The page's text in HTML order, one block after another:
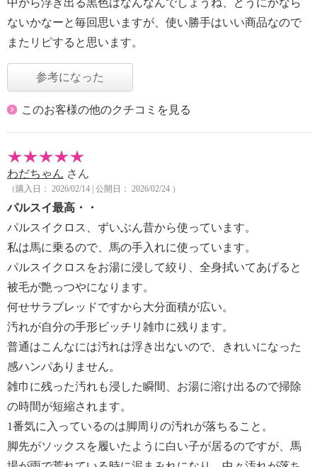
中から浮き出る黒色はなんなんでしょうね、どうにかなら
ないかなーと毎回思いますが、使い勝手はいい商品なので
またリピすると思います。
参考になった
このお客様の他のクチコミを見る
わだちゃん さん
（購入日： 2026/02/14 | 公開日： 2026/02/24 ）
パルスイ最高・・
パルスイクロス、ずいぶん昔から使っています。
私は馬に乗るので、馬の手入れに使っています。
パルスイクロスをお湯に浸して絞り、全身拭いてあげると
被毛が艶っつやになります。
何せサラブレッドですから大分面積が広い。
汚れが自分の手形ビッチリ雑巾に残ります。
普通はこんなには汚れは浮き出ないので、きれいになった
感ハンパありません。
雑巾に残った汚れも浸した瞬間、お湯に溶け出るので掃除
の時間が短縮されます。
1番気に入っているのは脚周りの汚れが落ちること。
脚先がソックスを履いたように白い子が居るのですが、馬